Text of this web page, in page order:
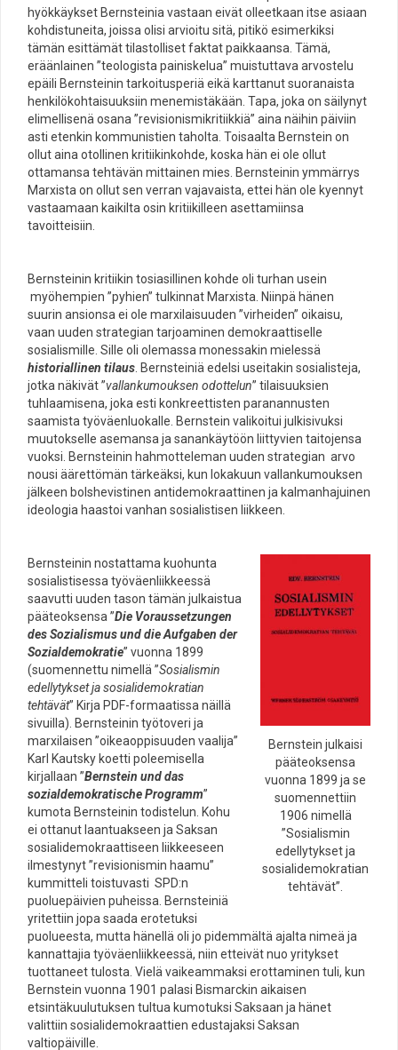
hyökkäykset Bernsteinia vastaan eivät olleetkaan itse asiaan
kohdistuneita, joissa olisi arvioitu sitä, pitikö esimerkiksi
tämän esittämät tilastolliset faktat paikkaansa. Tämä,
eräänlainen ”teologista painiskelua” muistuttava arvostelu
epäili Bernsteinin tarkoitusperiä eikä karttanut suoranaista
henkilökohtaisuuksiin menemistäkään. Tapa, joka on säilynyt
elimellisenä osana ”revisionismikritiikkiä” aina näihin päiviin
asti etenkin kommunistien taholta. Toisaalta Bernstein on
ollut aina otollinen kritiikinkohde, koska hän ei ole ollut
ottamansa tehtävän mittainen mies. Bernsteinin ymmärrys
Marxista on ollut sen verran vajavaista, ettei hän ole kyennyt
vastaamaan kaikilta osin kritiikilleen asettamiinsa
tavoitteisiin.
Bernsteinin kritiikin tosiasillinen kohde oli turhan usein
myöhempien ”pyhien” tulkinnat Marxista. Niinpä hänen
suurin ansionsa ei ole marxilaisuuden ”virheiden” oikaisu,
vaan uuden strategian tarjoaminen demokraattiselle
sosialismille. Sille oli olemassa monessakin mielessä
historiallinen tilaus. Bernsteiniä edelsi useitakin sosialisteja,
jotka näkivät ”vallankumouksen odottelun” tilaisuuksien
tuhlaamisena, joka esti konkreettisten paranannusten
saamista työväenluokalle. Bernstein valikoitui julkisivuksi
muutokselle asemansa ja sanankäytöön liittyvien taitojensa
vuoksi. Bernsteinin hahmotteleman uuden strategian arvo
nousi äärettömän tärkeäksi, kun lokakuun vallankumouksen
jälkeen bolshevistinen antidemokraattinen ja kalmanhajuinen
ideologia haastoi vanhan sosialistisen liikkeen.
Bernstein julkaisi
pääteoksensa
vuonna 1899 ja se
suomennettiin
1906 nimellä
”Sosialismin
edellytykset ja
sosialidemokratian
tehtävät”.
Bernsteinin nostattama kuohunta
sosialistisessa työväenliikkeessä
saavutti uuden tason tämän julkaistua
pääteoksensa ”Die Voraussetzungen
des Sozialismus und die Aufgaben der
Sozialdemokratie” vuonna 1899
(suomennettu nimellä ”Sosialismin
edellytykset ja sosialidemokratian
tehtävät” Kirja PDF-formaatissa näillä
sivuilla). Bernsteinin työtoveri ja
marxilaisen ”oikeaoppisuuden vaalija”
Karl Kautsky koetti poleemisella
kirjallaan ”Bernstein und das
sozialdemokratische Programm”
kumota Bernsteinin todistelun. Kohu
ei ottanut laantuakseen ja Saksan
sosialidemokraattiseen liikkeeseen
ilmestynyt ”revisionismin haamu”
kummitteli toistuvasti SPD:n
puoluepäivien puheissa. Bernsteiniä
yritettiin jopa saada erotetuksi
puolueesta, mutta hänellä oli jo pidemmältä ajalta nimeä ja
kannattajia työväenliikkeessä, niin etteivät nuo yritykset
tuottaneet tulosta. Vielä vaikeammaksi erottaminen tuli, kun
Bernstein vuonna 1901 palasi Bismarckin aikaisen
etsintäkuulutuksen tultua kumotuksi Saksaan ja hänet
valittiin sosialidemokraattien edustajaksi Saksan
valtiopäiville.